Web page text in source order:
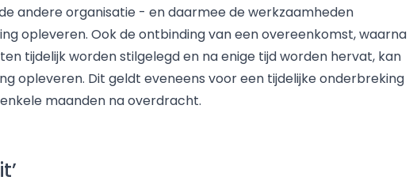
andere organisatie - en daarmee de werkzaamheden
opleveren. Ook de ontbinding van een overeenkomst, waarna
tijdelijk worden stilgelegd en na enige tijd worden hervat, kan
opleveren. Dit geldt eveneens voor een tijdelijke onderbreking
maanden na overdracht.